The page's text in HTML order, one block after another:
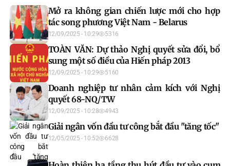
Mở ra không gian chiến lược mới cho hợp
tác song phương Việt Nam - Belarus
12/09/2025 - 10:29 5316
TOÀN VĂN: Dự thảo Nghị quyết sửa đổi, bổ
sung một số điều của Hiến pháp 2013
12/09/2025 - 10:29 5160
Doanh nghiệp tư nhân cảm kích với Nghị
quyết 68-NQ/TW
12/09/2025 - 10:28 4943
Giải ngân vốn đầu tư công bắt đầu "tăng tốc"
12/05/2025 - 10:52 6628